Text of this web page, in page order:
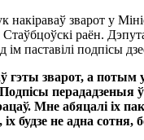
накіраваў зварот у
Стаўбцоўскі раён.
паставілі подпісы
гэты зварот, а потым
Подпісы
Мне абяцалі іх
іх будзе не адна